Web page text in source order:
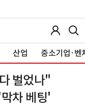
산업 중소기업·벤
벌었나"
차 베팅'